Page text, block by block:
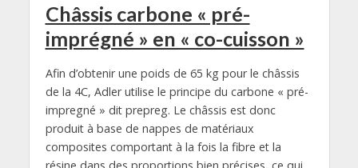
Châssis carbone « pré-
imprégné » en « co-cuisson »
Afin d’obtenir une poids de 65 kg pour le châssis
de la 4C, Adler utilise le principe du carbone « pré-
impregné » dit prepreg. Le châssis est donc
produit à base de nappes de matériaux
composites comportant à la fois la fibre et la
résine dans des proportions bien précises, ce qui